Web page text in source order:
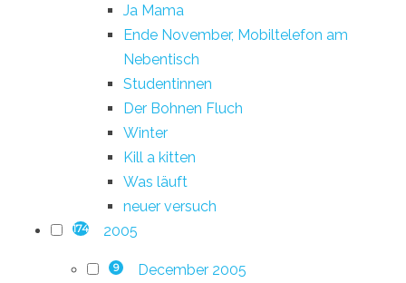
Ja Mama
Ende November, Mobiltelefon am
Nebentisch
Studentinnen
Der Bohnen Fluch
Winter
Kill a kitten
Was läuft
neuer versuch
174 2005
9 December 2005